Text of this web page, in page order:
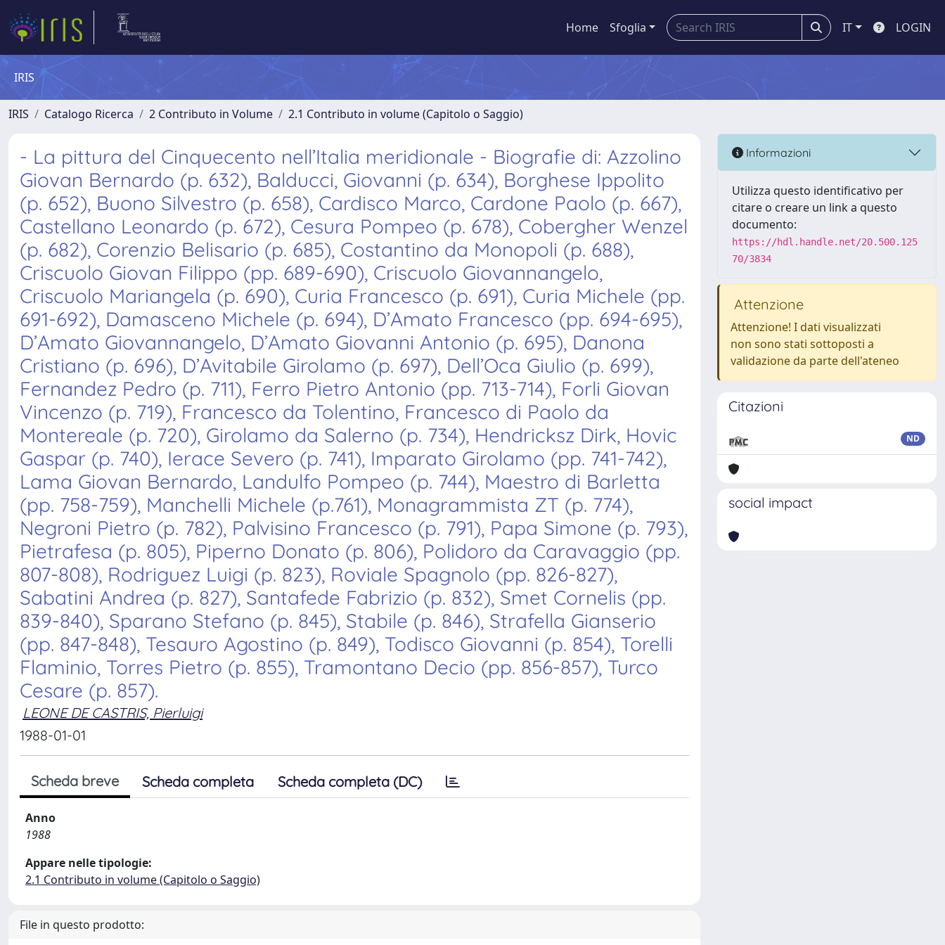
Home Sfoglia IT LOGIN
IRIS
IRIS Catalogo Ricerca 2 Contributo in Volume 2.1 Contributo in volume (Capitolo o Saggio)
- La pittura del Cinquecento nell’Italia meridionale - Biografie di: Azzolino
Giovan Bernardo (p. 632), Balducci, Giovanni (p. 634), Borghese Ippolito
(p. 652), Buono Silvestro (p. 658), Cardisco Marco, Cardone Paolo (p. 667),
Castellano Leonardo (p. 672), Cesura Pompeo (p. 678), Cobergher Wenzel
(p. 682), Corenzio Belisario (p. 685), Costantino da Monopoli (p. 688),
Criscuolo Giovan Filippo (pp. 689-690), Criscuolo Giovannangelo,
Criscuolo Mariangela (p. 690), Curia Francesco (p. 691), Curia Michele (pp.
691-692), Damasceno Michele (p. 694), D’Amato Francesco (pp. 694-695),
D’Amato Giovannangelo, D’Amato Giovanni Antonio (p. 695), Danona
Cristiano (p. 696), D’Avitabile Girolamo (p. 697), Dell’Oca Giulio (p. 699),
Fernandez Pedro (p. 711), Ferro Pietro Antonio (pp. 713-714), Forli Giovan
Vincenzo (p. 719), Francesco da Tolentino, Francesco di Paolo da
Montereale (p. 720), Girolamo da Salerno (p. 734), Hendricksz Dirk, Hovic
Gaspar (p. 740), Ierace Severo (p. 741), Imparato Girolamo (pp. 741-742),
Lama Giovan Bernardo, Landulfo Pompeo (p. 744), Maestro di Barletta
(pp. 758-759), Manchelli Michele (p.761), Monagrammista ZT (p. 774),
Negroni Pietro (p. 782), Palvisino Francesco (p. 791), Papa Simone (p. 793),
Pietrafesa (p. 805), Piperno Donato (p. 806), Polidoro da Caravaggio (pp.
807-808), Rodriguez Luigi (p. 823), Roviale Spagnolo (pp. 826-827),
Sabatini Andrea (p. 827), Santafede Fabrizio (p. 832), Smet Cornelis (pp.
839-840), Sparano Stefano (p. 845), Stabile (p. 846), Strafella Gianserio
(pp. 847-848), Tesauro Agostino (p. 849), Todisco Giovanni (p. 854), Torelli
Flaminio, Torres Pietro (p. 855), Tramontano Decio (pp. 856-857), Turco
Cesare (p. 857).
LEONE DE CASTRIS, Pierluigi
1988-01-01
Scheda breve Scheda completa Scheda completa (DC)
Anno
1988
Appare nelle tipologie:
2.1 Contributo in volume (Capitolo o Saggio)
File in questo prodotto:
Informazioni
Utilizza questo identificativo per
citare o creare un link a questo
documento:
https://hdl.handle.net/20.500.125
70/3834
Attenzione
Attenzione! I dati visualizzati
non sono stati sottoposti a
validazione da parte dell'ateneo
Citazioni
ND
social impact